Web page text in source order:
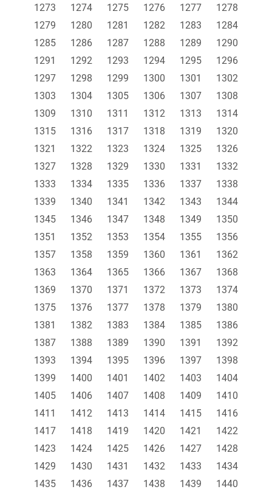
1273
1274 1275 1276 1277
1278
1279
1280 1281 1282 1283
1284
1285
1286 1287 1288 1289
1290
1291
1292 1293 1294 1295
1296
1297
1298 1299 1300 1301
1302
1303
1304 1305 1306 1307
1308
1309
1310 1311 1312 1313
1314
1315
1316 1317 1318 1319
1320
1321
1322 1323 1324 1325
1326
1327
1328 1329 1330 1331
1332
1333
1334 1335 1336 1337
1338
1339
1340 1341 1342 1343
1344
1345
1346 1347 1348 1349
1350
1351
1352 1353 1354 1355
1356
1357
1358 1359 1360 1361
1362
1363
1364 1365 1366 1367
1368
1369
1370 1371 1372 1373
1374
1375
1376 1377 1378 1379
1380
1381
1382 1383 1384 1385
1386
1387
1388 1389 1390 1391
1392
1393
1394 1395 1396 1397
1398
1399
1400 1401 1402 1403
1404
1405
1406 1407 1408 1409
1410
1411
1412 1413 1414 1415
1416
1417
1418 1419 1420 1421
1422
1423
1424 1425 1426 1427
1428
1429
1430 1431 1432 1433
1434
1435
1436 1437 1438 1439
1440